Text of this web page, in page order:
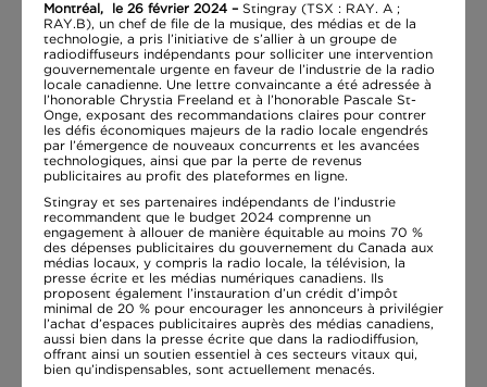
Montréal, le 26 février 2024 – Stingray (TSX : RAY. A ;
RAY.B), un chef de file de la musique, des médias et de la
technologie, a pris l’initiative de s’allier à un groupe de
radiodiffuseurs indépendants pour solliciter une intervention
gouvernementale urgente en faveur de l’industrie de la radio
locale canadienne. Une lettre convaincante a été adressée à
l’honorable Chrystia Freeland et à l’honorable Pascale St-
Onge, exposant des recommandations claires pour contrer
les défis économiques majeurs de la radio locale engendrés
par l’émergence de nouveaux concurrents et les avancées
technologiques, ainsi que par la perte de revenus
publicitaires au profit des plateformes en ligne.
Stingray et ses partenaires indépendants de l’industrie
recommandent que le budget 2024 comprenne un
engagement à allouer de manière équitable au moins 70 %
des dépenses publicitaires du gouvernement du Canada aux
médias locaux, y compris la radio locale, la télévision, la
presse écrite et les médias numériques canadiens. Ils
proposent également l’instauration d’un crédit d’impôt
minimal de 20 % pour encourager les annonceurs à privilégier
l’achat d’espaces publicitaires auprès des médias canadiens,
aussi bien dans la presse écrite que dans la radiodiffusion,
offrant ainsi un soutien essentiel à ces secteurs vitaux qui,
bien qu’indispensables, sont actuellement menacés.